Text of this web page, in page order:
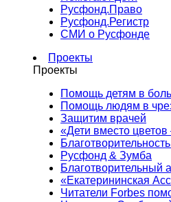
Русфонд.Право
Русфонд.Регистр
СМИ о Русфонде
Проекты
Проекты
Помощь детям в
Помощь людям в
Защитим врачей
«Дети вместо цветов
Русфонд & Зумба
Благотворительный
«Екатерининская
Читатели Forbes